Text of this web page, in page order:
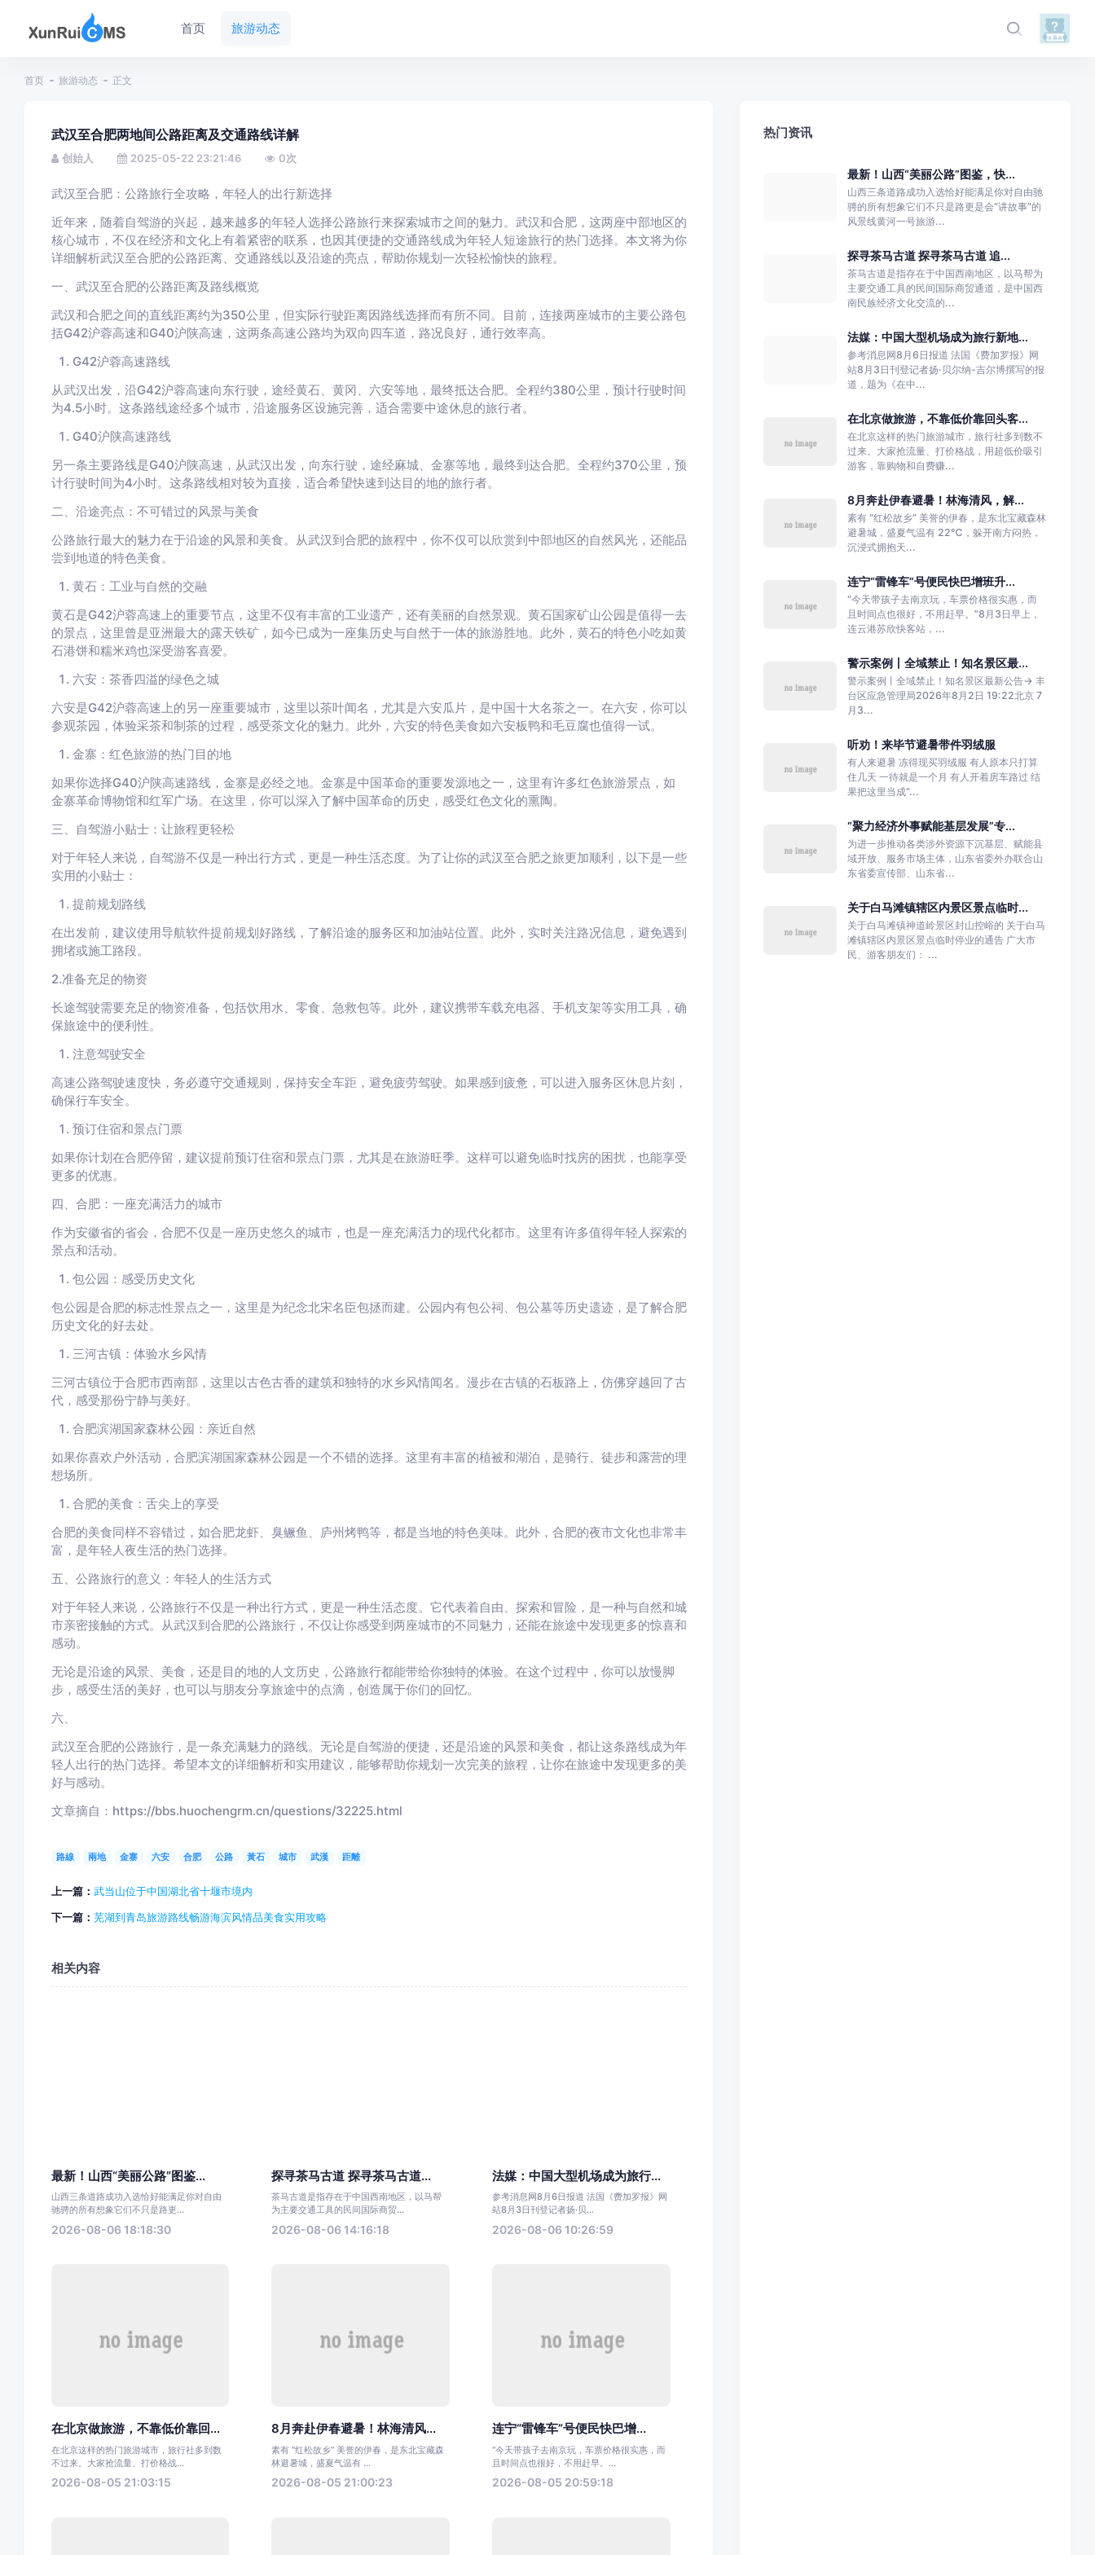
首页 旅游动态
首页 旅游动态 正文
武汉至合肥两地间公路距离及交通路线详解
创始人 2025-05-22 23:21:46 0次
武汉至合肥：公路旅行全攻略，年轻人的出行新选择
近年来，随着自驾游的兴起，越来越多的年轻人选择公路旅行来探索城市之间的魅力。武汉和合肥，这两座中部地区的
核心城市，不仅在经济和文化上有着紧密的联系，也因其便捷的交通路线成为年轻人短途旅行的热门选择。本文将为你
详细解析武汉至合肥的公路距离、交通路线以及沿途的亮点，帮助你规划一次轻松愉快的旅程。
一、武汉至合肥的公路距离及路线概览
武汉和合肥之间的直线距离约为350公里，但实际行驶距离因路线选择而有所不同。目前，连接两座城市的主要公路包
括G42沪蓉高速和G40沪陕高速，这两条高速公路均为双向四车道，路况良好，通行效率高。
G42沪蓉高速路线
从武汉出发，沿G42沪蓉高速向东行驶，途经黄石、黄冈、六安等地，最终抵达合肥。全程约380公里，预计行驶时间
为4.5小时。这条路线途经多个城市，沿途服务区设施完善，适合需要中途休息的旅行者。
G40沪陕高速路线
另一条主要路线是G40沪陕高速，从武汉出发，向东行驶，途经麻城、金寨等地，最终到达合肥。全程约370公里，预
计行驶时间为4小时。这条路线相对较为直接，适合希望快速到达目的地的旅行者。
二、沿途亮点：不可错过的风景与美食
公路旅行最大的魅力在于沿途的风景和美食。从武汉到合肥的旅程中，你不仅可以欣赏到中部地区的自然风光，还能品
尝到地道的特色美食。
黄石：工业与自然的交融
黄石是G42沪蓉高速上的重要节点，这里不仅有丰富的工业遗产，还有美丽的自然景观。黄石国家矿山公园是值得一去
的景点，这里曾是亚洲最大的露天铁矿，如今已成为一座集历史与自然于一体的旅游胜地。此外，黄石的特色小吃如黄
石港饼和糯米鸡也深受游客喜爱。
六安：茶香四溢的绿色之城
六安是G42沪蓉高速上的另一座重要城市，这里以茶叶闻名，尤其是六安瓜片，是中国十大名茶之一。在六安，你可以
参观茶园，体验采茶和制茶的过程，感受茶文化的魅力。此外，六安的特色美食如六安板鸭和毛豆腐也值得一试。
金寨：红色旅游的热门目的地
如果你选择G40沪陕高速路线，金寨是必经之地。金寨是中国革命的重要发源地之一，这里有许多红色旅游景点，如
金寨革命博物馆和红军广场。在这里，你可以深入了解中国革命的历史，感受红色文化的熏陶。
三、自驾游小贴士：让旅程更轻松
对于年轻人来说，自驾游不仅是一种出行方式，更是一种生活态度。为了让你的武汉至合肥之旅更加顺利，以下是一些
实用的小贴士：
提前规划路线
在出发前，建议使用导航软件提前规划好路线，了解沿途的服务区和加油站位置。此外，实时关注路况信息，避免遇到
拥堵或施工路段。
2.准备充足的物资
长途驾驶需要充足的物资准备，包括饮用水、零食、急救包等。此外，建议携带车载充电器、手机支架等实用工具，确
保旅途中的便利性。
注意驾驶安全
高速公路驾驶速度快，务必遵守交通规则，保持安全车距，避免疲劳驾驶。如果感到疲惫，可以进入服务区休息片刻，
确保行车安全。
预订住宿和景点门票
如果你计划在合肥停留，建议提前预订住宿和景点门票，尤其是在旅游旺季。这样可以避免临时找房的困扰，也能享受
更多的优惠。
四、合肥：一座充满活力的城市
作为安徽省的省会，合肥不仅是一座历史悠久的城市，也是一座充满活力的现代化都市。这里有许多值得年轻人探索的
景点和活动。
包公园：感受历史文化
包公园是合肥的标志性景点之一，这里是为纪念北宋名臣包拯而建。公园内有包公祠、包公墓等历史遗迹，是了解合肥
历史文化的好去处。
三河古镇：体验水乡风情
三河古镇位于合肥市西南部，这里以古色古香的建筑和独特的水乡风情闻名。漫步在古镇的石板路上，仿佛穿越回了古
代，感受那份宁静与美好。
合肥滨湖国家森林公园：亲近自然
如果你喜欢户外活动，合肥滨湖国家森林公园是一个不错的选择。这里有丰富的植被和湖泊，是骑行、徒步和露营的理
想场所。
合肥的美食：舌尖上的享受
合肥的美食同样不容错过，如合肥龙虾、臭鳜鱼、庐州烤鸭等，都是当地的特色美味。此外，合肥的夜市文化也非常丰
富，是年轻人夜生活的热门选择。
五、公路旅行的意义：年轻人的生活方式
对于年轻人来说，公路旅行不仅是一种出行方式，更是一种生活态度。它代表着自由、探索和冒险，是一种与自然和城
市亲密接触的方式。从武汉到合肥的公路旅行，不仅让你感受到两座城市的不同魅力，还能在旅途中发现更多的惊喜和
感动。
无论是沿途的风景、美食，还是目的地的人文历史，公路旅行都能带给你独特的体验。在这个过程中，你可以放慢脚
步，感受生活的美好，也可以与朋友分享旅途中的点滴，创造属于你们的回忆。
六、
武汉至合肥的公路旅行，是一条充满魅力的路线。无论是自驾游的便捷，还是沿途的风景和美食，都让这条路线成为年
轻人出行的热门选择。希望本文的详细解析和实用建议，能够帮助你规划一次完美的旅程，让你在旅途中发现更多的美
好与感动。
文章摘自：https://bbs.huochengrm.cn/questions/32225.html
路線 兩地 金寨 六安 合肥 公路 黃石 城市 武漢 距離
上一篇： 武当山位于中国湖北省十堰市境内
下一篇： 芜湖到青岛旅游路线畅游海滨风情品美食实用攻略
相关内容
最新！山西“美丽公路”图鉴...
山西三条道路成功入选恰好能满足你对自由
驰骋的所有想象它们不只是路更...
2026-08-06 18:18:30
探寻茶马古道 探寻茶马古道...
茶马古道是指存在于中国西南地区，以马帮
为主要交通工具的民间国际商贸...
2026-08-06 14:16:18
法媒：中国大型机场成为旅行...
参考消息网8月6日报道 法国《费加罗报》网
站8月3日刊登记者扬·贝...
2026-08-06 10:26:59
在北京做旅游，不靠低价靠回...
在北京这样的热门旅游城市，旅行社多到数
不过来。大家抢流量、打价格战...
2026-08-05 21:03:15
8月奔赴伊春避暑！林海清风...
素有 “红松故乡” 美誉的伊春，是东北宝藏森
林避暑城，盛夏气温有 ...
2026-08-05 21:00:23
连宁“雷锋车”号便民快巴增...
“今天带孩子去南京玩，车票价格很实惠，而
且时间点也很好，不用赶早。...
2026-08-05 20:59:18
热门资讯
最新！山西“美丽公路”图鉴，快...
山西三条道路成功入选恰好能满足你对自由驰
骋的所有想象它们不只是路更是会“讲故事”的
风景线黄河一号旅游...
探寻茶马古道 探寻茶马古道 追...
茶马古道是指存在于中国西南地区，以马帮为
主要交通工具的民间国际商贸通道，是中国西
南民族经济文化交流的...
法媒：中国大型机场成为旅行新地...
参考消息网8月6日报道 法国《费加罗报》网
站8月3日刊登记者扬·贝尔纳-吉尔博撰写的报
道，题为《在中...
在北京做旅游，不靠低价靠回头客...
在北京这样的热门旅游城市，旅行社多到数不
过来。大家抢流量、打价格战，用超低价吸引
游客，靠购物和自费赚...
8月奔赴伊春避暑！林海清风，解...
素有 “红松故乡” 美誉的伊春，是东北宝藏森林
避暑城，盛夏气温有 22℃，躲开南方闷热，
沉浸式拥抱天...
连宁“雷锋车”号便民快巴增班升...
“今天带孩子去南京玩，车票价格很实惠，而
且时间点也很好，不用赶早。”8月3日早上，
连云港苏欣快客站，...
警示案例丨全域禁止！知名景区最...
警示案例丨全域禁止！知名景区最新公告→ 丰
台区应急管理局2026年8月2日 19:22北京 7
月3...
听劝！来毕节避暑带件羽绒服
有人来避暑 冻得现买羽绒服 有人原本只打算
住几天 一待就是一个月 有人开着房车路过 结
果把这里当成“...
“聚力经济外事赋能基层发展”专...
为进一步推动各类涉外资源下沉基层、赋能县
域开放、服务市场主体，山东省委外办联合山
东省委宣传部、山东省...
关于白马滩镇辖区内景区景点临时...
关于白马滩镇神道岭景区封山控峪的 关于白马
滩镇辖区内景区景点临时停业的通告 广大市
民、游客朋友们： ...